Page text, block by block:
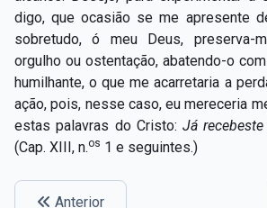
Capítulo XXVIII — Coletânea de
digo, que ocasião se me apresente
sobretudo, ó meu Deus,
orgulho ou ostentação, abatendo-o
humilhante, o que me acarretaria a
ação, pois, nesse caso, eu mereceria
estas palavras do Cristo: Já
(Cap. XIII, n.os 1 e seguintes.)
Anterior